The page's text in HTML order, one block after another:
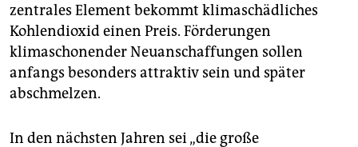
zentrales Element bekommt klimaschädliches
Kohlendioxid einen Preis. Förderungen
klimaschonender Neuanschaffungen sollen
anfangs besonders attraktiv sein und später
abschmelzen.
In den nächsten Jahren sei „die große